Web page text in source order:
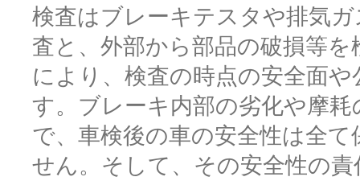
検査はブレーキテスタや排気
査と、外部から部品の破損等
により、検査の時点の安全面
す。ブレーキ内部の劣化や摩
で、車検後の車の安全性は全
せん。そして、その安全性の